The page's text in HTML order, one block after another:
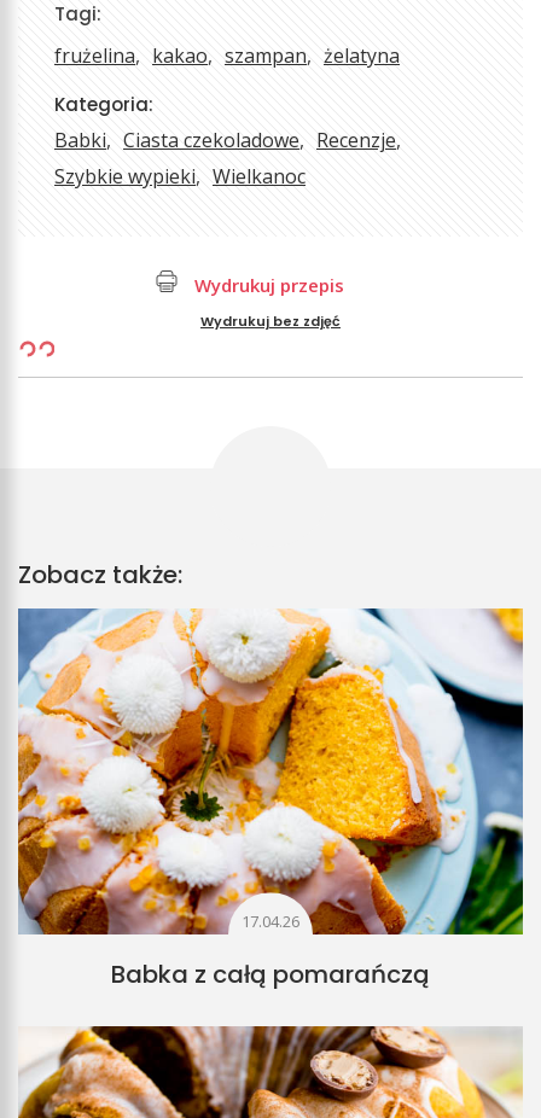
Tagi:
frużelina kakao szampan żelatyna
Kategoria:
Babki Ciasta czekoladowe
Recenzje
Szybkie wypieki
Wielkanoc
Wydrukuj przepis
Wydrukuj bez zdjęć
Zobacz także:
17.04.26
Babka z całą pomarańczą